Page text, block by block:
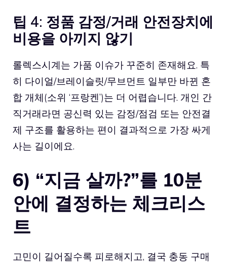
팁 4: 정품 감정/거래 안전장치에
비용을 아끼지 않기
롤렉스시계는 가품 이슈가 꾸준히 존재해요. 특
히 다이얼/브레이슬릿/무브먼트 일부만 바뀐 혼
합 개체(소위 ‘프랑켄’)는 더 어렵습니다. 개인 간
직거래라면 공신력 있는 감정/점검 또는 안전결
제 구조를 활용하는 편이 결과적으로 가장 싸게
사는 길이에요.
6) “지금 살까?”를 10분
안에 결정하는 체크리스
트
고민이 길어질수록 피로해지고, 결국 충동 구매